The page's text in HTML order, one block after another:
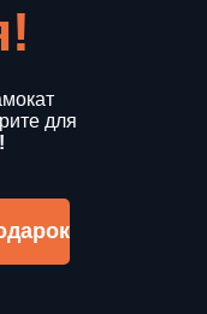
для